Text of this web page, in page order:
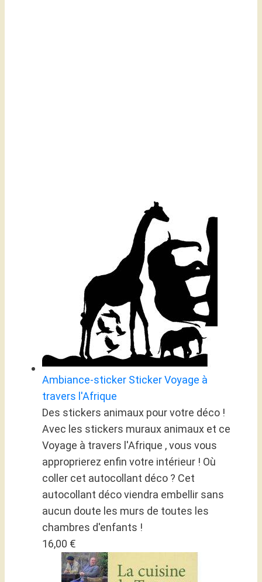
Ambiance-sticker Sticker Voyage à
travers l'Afrique
Des stickers animaux pour votre déco !
Avec les stickers muraux animaux et ce
Voyage à travers l'Afrique , vous vous
approprierez enfin votre intérieur ! Où
coller cet autocollant déco ? Cet
autocollant déco viendra embellir sans
aucun doute les murs de toutes les
chambres d'enfants !
16,00 €